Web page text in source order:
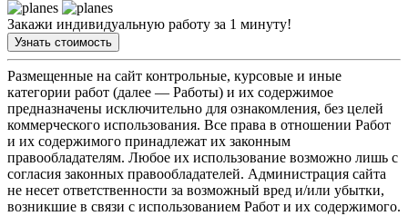
Закажи индивидуальную работу за 1 минуту!
Узнать стоимость
Размещенные на сайт контрольные, курсовые и иные
категории работ (далее — Работы) и их содержимое
предназначены исключительно для ознакомления, без целей
коммерческого использования. Все права в отношении Работ
и их содержимого принадлежат их законным
правообладателям. Любое их использование возможно лишь с
согласия законных правообладателей. Администрация сайта
не несет ответственности за возможный вред и/или убытки,
возникшие в связи с использованием Работ и их содержимого.